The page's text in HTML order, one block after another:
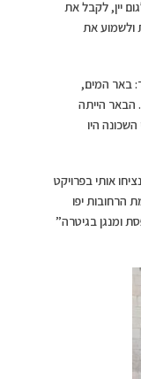
יין, לקבל את
ולשמוע את
באר המים,
הבאר הייתה
היו
אותי בפרויקט
הרחובות יפו
ומנגן בגיטרה”